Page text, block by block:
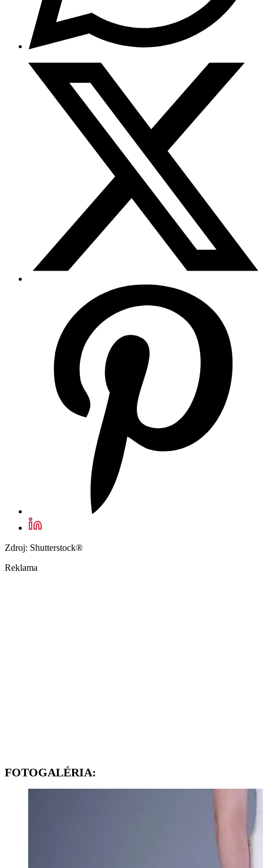
Zdroj: Shutterstock®
Reklama
FOTOGALÉRIA: